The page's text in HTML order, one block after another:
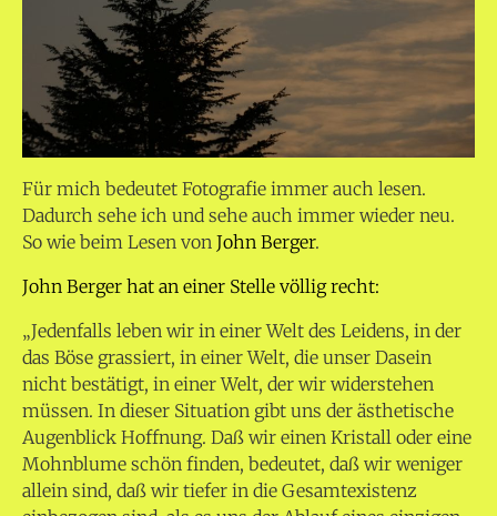
Für mich bedeutet Fotografie immer auch lesen.
Dadurch sehe ich und sehe auch immer wieder neu.
So wie beim Lesen von John Berger.
John Berger hat an einer Stelle völlig recht:
„Jedenfalls leben wir in einer Welt des Leidens, in der
das Böse grassiert, in einer Welt, die unser Dasein
nicht bestätigt, in einer Welt, der wir widerstehen
müssen. In dieser Situation gibt uns der ästhetische
Augenblick Hoffnung. Daß wir einen Kristall oder eine
Mohnblume schön finden, bedeutet, daß wir weniger
allein sind, daß wir tiefer in die Gesamtexistenz